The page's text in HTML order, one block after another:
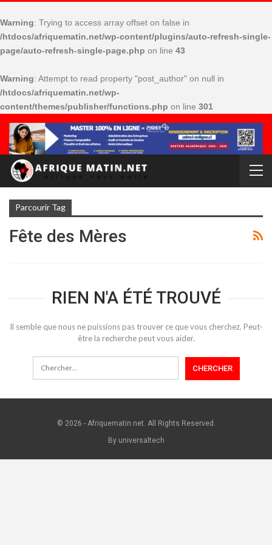
Warning: Trying to access array offset on false in
/htdocs/afriquematin.net/wp-content/plugins/auto-refresh-single-
page/auto-refresh-single-page.php on line 43
Warning: Attempt to read property "post_author" on null in
/htdocs/afriquematin.net/wp-
content/themes/publisher/functions.php on line 301
Parcourir Tag
Fête des Mères
RIEN N'A ÉTÉ TROUVÉ
Il semble que nous ne puissions pas trouver ce que vous cherchez. Peut-
être la recherche peut vous aider.
© 2026 - Afriquematin.net. All Rights Reserved.
By universaltech